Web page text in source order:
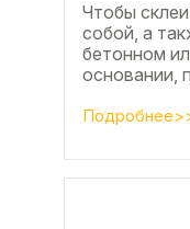
Чтобы
собой, а
бетонном
основании,
клеевые
расскажем,